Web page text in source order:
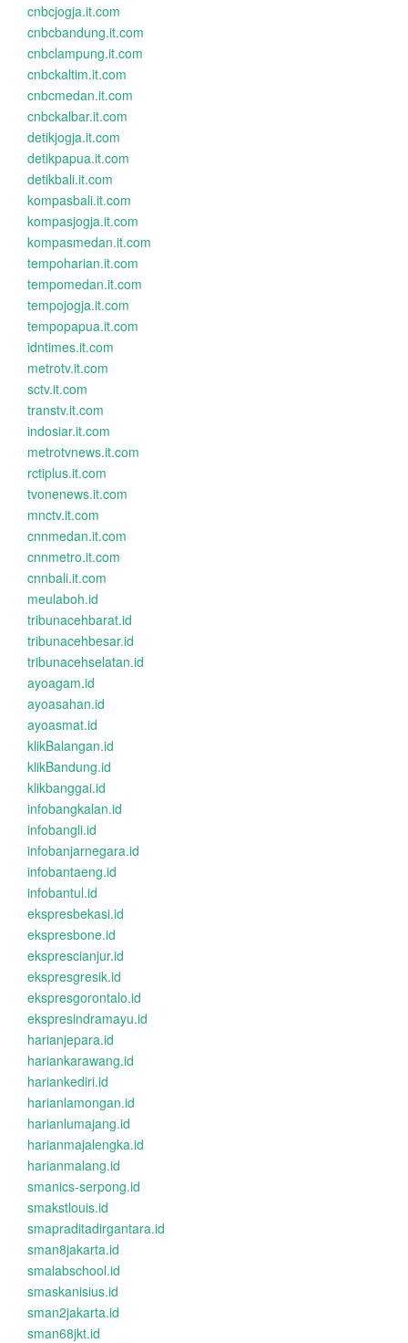
cnbcjogja.it.com
cnbcbandung.it.com
cnbclampung.it.com
cnbckaltim.it.com
cnbcmedan.it.com
cnbckalbar.it.com
detikjogja.it.com
detikpapua.it.com
detikbali.it.com
kompasbali.it.com
kompasjogja.it.com
kompasmedan.it.com
tempoharian.it.com
tempomedan.it.com
tempojogja.it.com
tempopapua.it.com
idntimes.it.com
metrotv.it.com
sctv.it.com
transtv.it.com
indosiar.it.com
metrotvnews.it.com
rctiplus.it.com
tvonenews.it.com
mnctv.it.com
cnnmedan.it.com
cnnmetro.it.com
cnnbali.it.com
meulaboh.id
tribunacehbarat.id
tribunacehbesar.id
tribunacehselatan.id
ayoagam.id
ayoasahan.id
ayoasmat.id
klikBalangan.id
klikBandung.id
klikbanggai.id
infobangkalan.id
infobangli.id
infobanjarnegara.id
infobantaeng.id
infobantul.id
ekspresbekasi.id
ekspresbone.id
eksprescianjur.id
ekspresgresik.id
ekspresgorontalo.id
ekspresindramayu.id
harianjepara.id
hariankarawang.id
hariankediri.id
harianlamongan.id
harianlumajang.id
harianmajalengka.id
harianmalang.id
smanics-serpong.id
smakstlouis.id
smapraditadirgantara.id
sman8jakarta.id
smalabschool.id
smaskanisius.id
sman2jakarta.id
sman68jkt.id